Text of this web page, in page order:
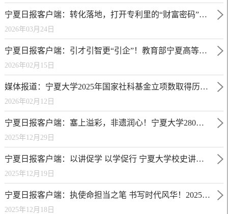
宁夏日报客户端：转化落地，打开专利里的“财富密码”④ | 高校专利“唤醒”落地，技术从实验室走进生产线
2026年03月24日
宁夏日报客户端：引才引智更“引企”！教育部宁夏高等研究院打通西部高校建设“最后一公里”
2026年02月15日
媒体报道：宁夏大学2025年国家社科基金立项数取得历史性突破
2026年02月12日
宁夏日报客户端：塞上溢彩，非遗润心！宁夏大学280多名外籍师生沉浸式体验中华文化
2025年12月29日
宁夏日报客户端：以讲促学 以学促行 宁夏大学校史讲解大赛圆满落幕
2025年12月19日
宁夏日报客户端：执使命担当之笔 书写时代风华！2025年“新时代·好记者”全国巡讲走进宁夏
2025年12月18日